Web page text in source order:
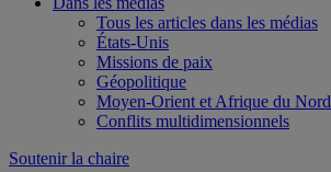
Tous les articles dans les médias
États-Unis
Missions de paix
Géopolitique
Moyen-Orient et Afrique du Nord
Conflits multidimensionnels
Soutenir la chaire